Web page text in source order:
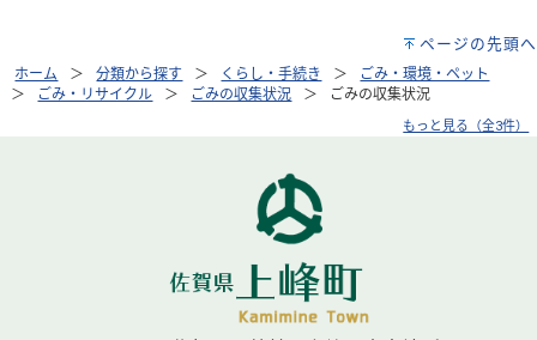
ページの先頭へ
ホーム 分類から探す くらし・手続き
ごみ・環境・ペット
ごみ・リサイクル
ごみの収集状況 ごみの収集状況
もっと見る（全3件）